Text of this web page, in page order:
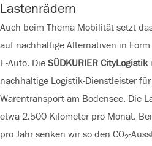
Lastenrädern
Auch beim Thema Mobilität setzt
auf nachhaltige Alternativen in
E-Auto. Die SÜDKURIER CityLogistik
nachhaltige Logistik-Dienstleister
Warentransport am Bodensee. Die
etwa 2.500 Kilometer pro Monat.
pro Jahr senken wir so den CO2-